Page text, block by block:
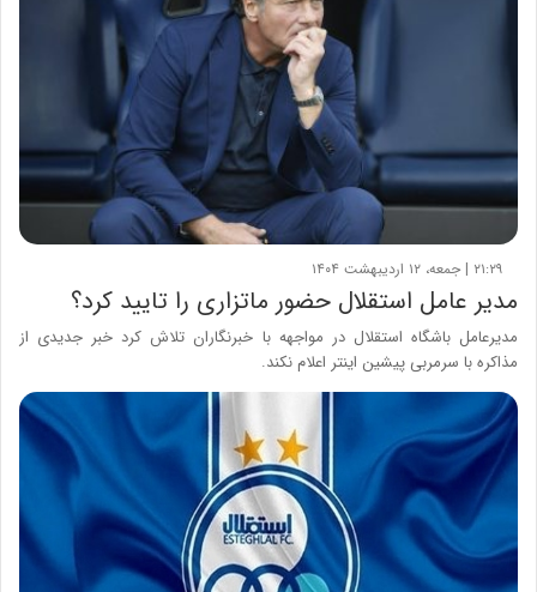
۲۱:۲۹ | جمعه، ۱۲ اردیبهشت ۱۴۰۴
مدیر عامل استقلال حضور ماتزاری را تایید کرد؟
مدیرعامل باشگاه استقلال در مواجهه با خبرنگاران تلاش کرد خبر جدیدی از
مذاکره با سرمربی پیشین اینتر اعلام نکند.